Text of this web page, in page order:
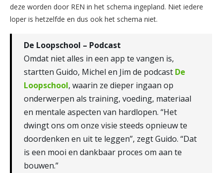
deze worden door REN in het schema ingepland. Niet iedere
loper is hetzelfde en dus ook het schema niet.
De Loopschool – Podcast
Omdat niet alles in een app te vangen is,
startten Guido, Michel en Jim de podcast De
Loopschool, waarin ze dieper ingaan op
onderwerpen als training, voeding, materiaal
en mentale aspecten van hardlopen. “Het
dwingt ons om onze visie steeds opnieuw te
doordenken en uit te leggen”, zegt Guido. “Dat
is een mooi en dankbaar proces om aan te
bouwen.”